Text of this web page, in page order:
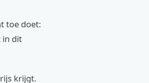
toe doet:
in dit
krijgt.